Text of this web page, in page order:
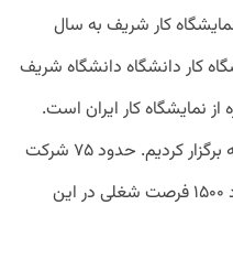
کار شریف به سال‌
الان ۱۳ دوره نمایشگاه کار دانشگاه دانشگاه شریف
نمایشگاه کار ایران است.
امسال بزرگترین نمایشگاهی است که برگزار کردیم. حدود ۷۵ شرکت
در این نمایشگاه حضور دارند و حدود ۱۵۰۰ فرصت شغلی در این